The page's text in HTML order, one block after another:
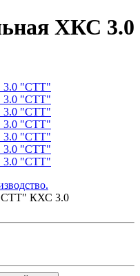
ХКС 3.0
"СТТ" КХС 3.0